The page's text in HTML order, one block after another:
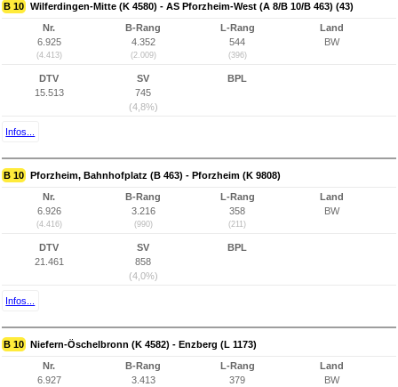
B 10 Wilferdingen-Mitte (K 4580) - AS Pforzheim-West (A 8/B 10/B 463) (43)
Nr.
6.925
(4.413)
B-Rang
4.352
(2.009)
L-Rang
544
(396)
Land
BW
DTV
15.513
SV
745
(4,8%)
BPL
Infos...
B 10 Pforzheim, Bahnhofplatz (B 463) - Pforzheim (K 9808)
Nr.
6.926
(4.416)
B-Rang
3.216
(990)
L-Rang
358
(211)
Land
BW
DTV
21.461
SV
858
(4,0%)
BPL
Infos...
B 10 Niefern-Öschelbronn (K 4582) - Enzberg (L 1173)
Nr.
6.927
B-Rang
3.413
L-Rang
379
Land
BW